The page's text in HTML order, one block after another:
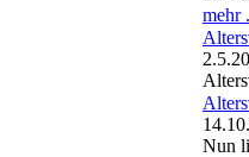
mehr
Nun